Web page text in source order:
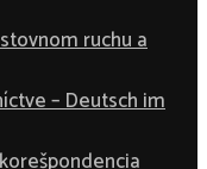
ruchu a
– Deutsch im